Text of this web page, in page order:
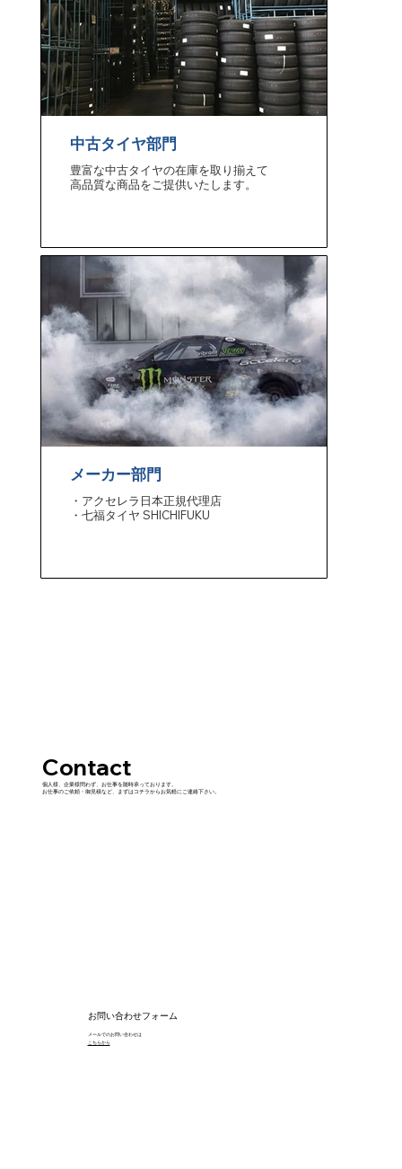
中古タイヤ部門
豊富な中古タイヤの在庫を取り揃えて​
高品質な商品をご提供いたします。
メーカー部門
・アクセレラ日本正規代理店
・七福タイヤ SHICHIFUKU
お問い合わせフォーム
メールでのお問い合わせは
​こちらから
​Contact
個人様、企業様問わず、お仕事を随時承っております。
お仕事のご依頼・御見積など、まずはコチラからお気軽にご連絡下さい。